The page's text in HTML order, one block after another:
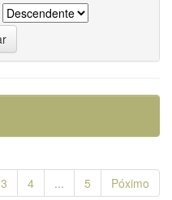
3 4 ... 5 Póximo